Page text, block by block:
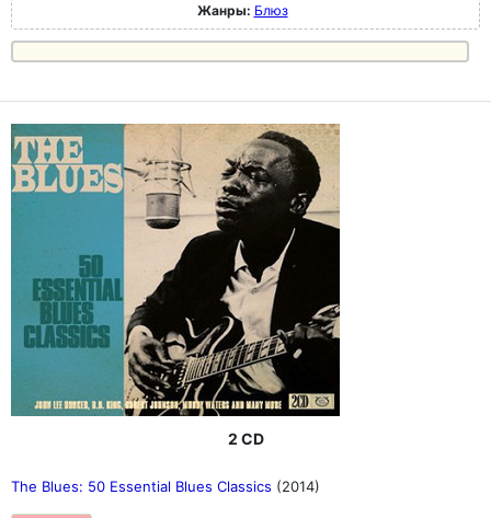
Жанры: Блюз
2 CD
The Blues: 50 Essential Blues Classics (2014)